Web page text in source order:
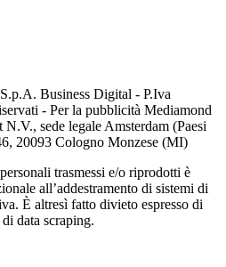
Business Digital - P.Iva
- Per la pubblicità Mediamond
sede legale Amsterdam (Paesi
20093 Cologno Monzese (MI)
trasmessi e/o riprodotti è
all’addestramento di sistemi di
È altresì fatto divieto espresso di
data scraping.